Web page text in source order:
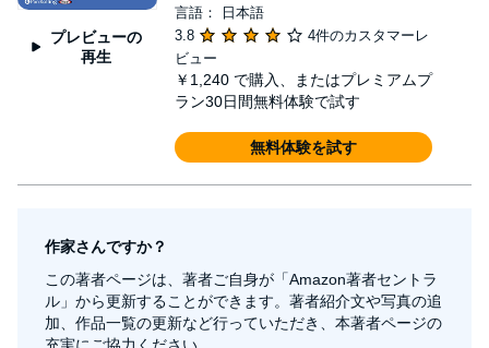
プレビューの
再生
言語： 日本語
3.8
4件のカスタマーレ
ビュー
￥1,240 で購入、またはプレミアムプ
ラン30日間無料体験で試す
無料体験を試す
作家さんですか？
この著者ページは、著者ご自身が「Amazon著者セントラ
ル」から更新することができます。著者紹介文や写真の追
加、作品一覧の更新など行っていただき、本著者ページの